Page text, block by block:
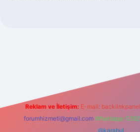
Reklam ve İletişim: E-mail:
forumhizmeti@gmail.com Whatsapp:
@karabul